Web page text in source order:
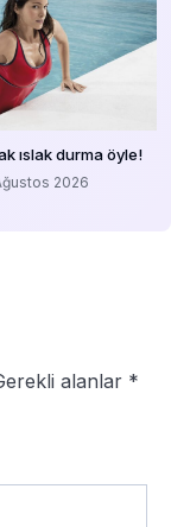
ıslak durma öyle!
2026
alanlar *